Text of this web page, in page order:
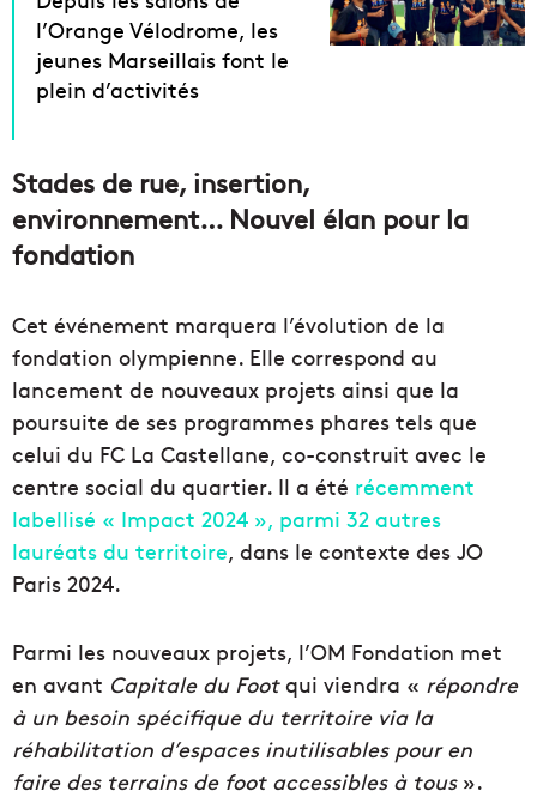
l’Orange Vélodrome, les
jeunes Marseillais font le
plein d’activités
Stades de rue, insertion,
environnement… Nouvel élan pour la
fondation
Cet événement marquera l’évolution de la
fondation olympienne. Elle correspond au
lancement de nouveaux projets ainsi que la
poursuite de ses programmes phares tels que
celui du FC La Castellane, co-construit avec le
centre social du quartier. Il a été récemment
labellisé « Impact 2024 », parmi 32 autres
lauréats du territoire, dans le contexte des JO
Paris 2024.
Parmi les nouveaux projets, l’OM Fondation met
en avant Capitale du Footqui viendra « répondre
à un besoin spécifique du territoire via la
réhabilitation d’espaces inutilisables pour en
faire des terrains de foot accessibles à tous».